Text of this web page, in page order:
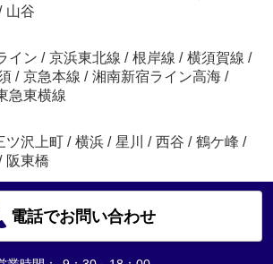
山谷
イン / 京浜東北線 / 根岸線 / 横須賀線 /
/ 京急本線 / 湘南新宿ライン高海 /
急東横線
ツ沢上町 / 横浜 / 星川 / 西谷 / 鶴ケ峰 /
阪東橋
電話でお問い合わせ